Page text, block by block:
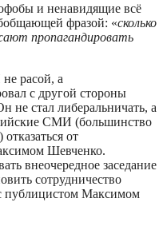
и ненавидящие всё
фразой: «сколько
пропагандировать
расой, а
с другой стороны
не стал либеральничать, а
СМИ (большинство
от
Шевченко.
внеочередное заседание
сотрудничество
публицистом Максимом